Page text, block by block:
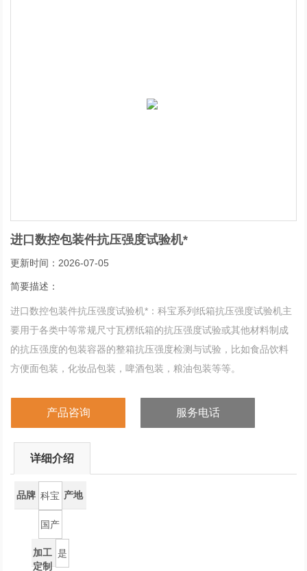
进口数控包装件抗压强度试验机*
更新时间：2026-07-05
简要描述：
进口数控包装件抗压强度试验机*：科宝系列纸箱抗压强度试验机主
要用于各类中等常规尺寸瓦楞纸箱的抗压强度试验或其他材料制成
的抗压强度的包装容器的整箱抗压强度检测与试验，比如食品饮料
方便面包装，化妆品包装，啤酒包装，粮油包装等等。
产品咨询 服务电话
详细介绍
品牌 科宝 产地
国产
加工
定制
是